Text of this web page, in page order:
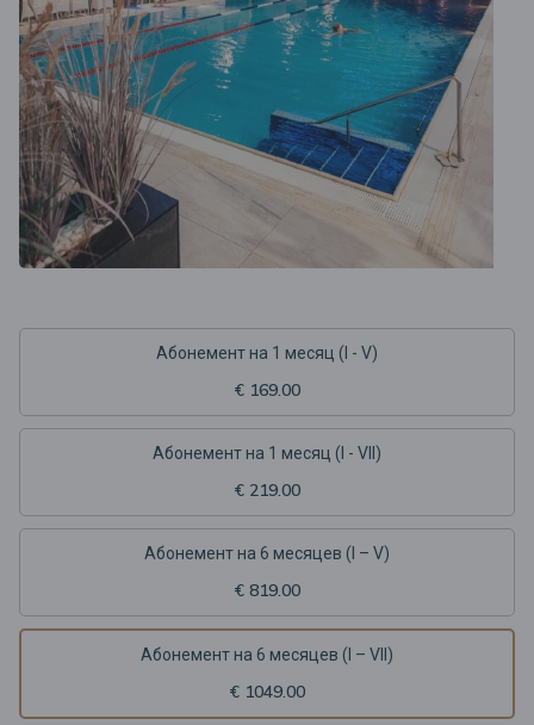
Абонемент на 1 месяц (I - V)
€ 169.00
Абонемент на 1 месяц (I - VII)
€ 219.00
Aбонемент на 6 месяцев (I – V)
€ 819.00
Aбонемент на 6 месяцев (I – VII)
€ 1049.00